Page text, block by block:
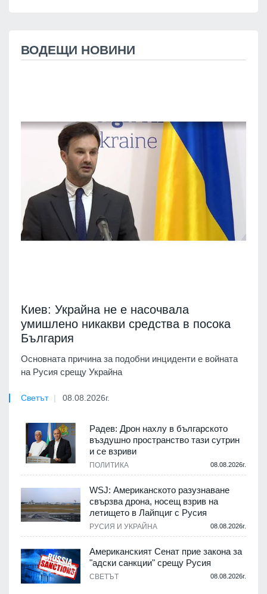
ВОДЕЩИ НОВИНИ
Киев: Украйна не е насочвала
умишлено никакви средства в посока
България
Основната причина за подобни инциденти е войната
на Русия срещу Украйна
Светът 08.08.2026г.
Радев: Дрон нахлу в българското
въздушно пространство тази сутрин
и се взриви
ПОЛИТИКА 08.08.2026г.
WSJ: Американското разузнаване
свързва дрона, носещ взрив на
летището в Лайпциг с Русия
РУСИЯ И УКРАЙНА 08.08.2026г.
Американският Сенат прие закона за
"адски санкции" срещу Русия
СВЕТЪТ 08.08.2026г.